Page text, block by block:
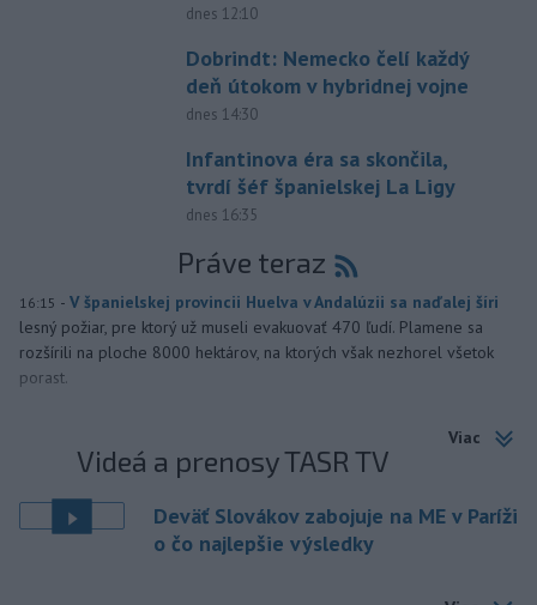
dnes 12:10
Dobrindt: Nemecko čelí každý
deň útokom v hybridnej vojne
dnes 14:30
Infantinova éra sa skončila,
tvrdí šéf španielskej La Ligy
dnes 16:35
Práve teraz
16:15 - V španielskej provincii Huelva v Andalúzii sa naďalej šíri
lesný požiar, pre ktorý už museli evakuovať 470 ľudí. Plamene sa
rozšírili na ploche 8000 hektárov, na ktorých však nezhorel všetok
porast.
Viac
Videá a prenosy TASR TV
Deväť Slovákov zabojuje na ME v Paríži
o čo najlepšie výsledky